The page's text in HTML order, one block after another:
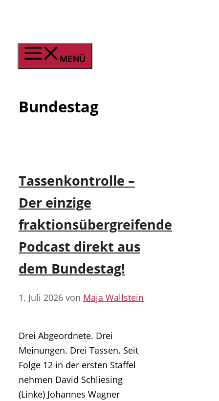
springen
MENÜ
Bundestag
Tassenkontrolle –
Der einzige
fraktionsübergreifende
Podcast direkt aus
dem Bundestag!
1. Juli 2026 von Maja Wallstein
Drei Abgeordnete. Drei
Meinungen. Drei Tassen. Seit
Folge 12 in der ersten Staffel
nehmen David Schliesing
(Linke) Johannes Wagner